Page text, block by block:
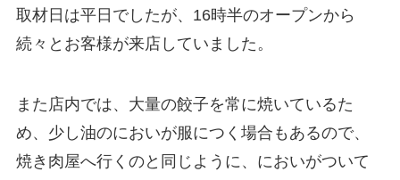
取材日は平日でしたが、16時半のオープンから
続々とお客様が来店していました。
また店内では、大量の餃子を常に焼いているた
め、少し油のにおいが服につく場合もあるので、
焼き肉屋へ行くのと同じように、においがついて